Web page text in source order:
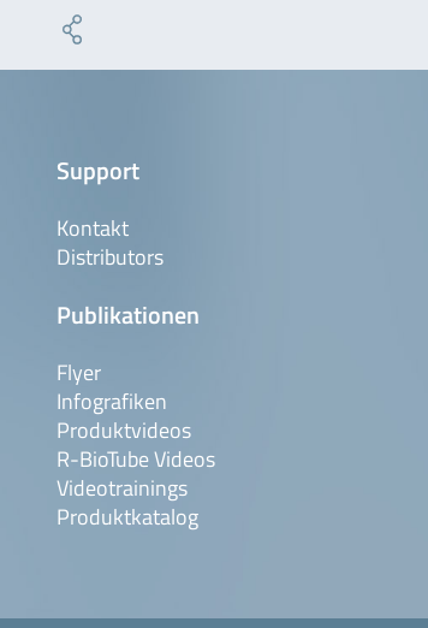
Support
Kontakt
Distributors
Publikationen
Flyer
Infografiken
Produktvideos
R-BioTube Videos
Videotrainings
Produktkatalog